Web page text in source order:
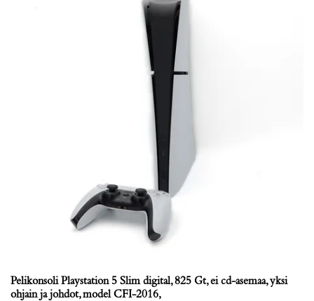
Pelikonsoli Playstation 5 Slim digital, 825 Gt, ei cd-asemaa, yksi
ohjain ja johdot, model CFI-2016,